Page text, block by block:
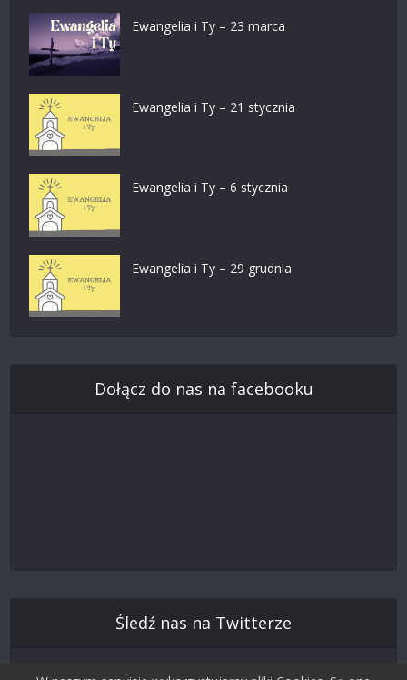
Ewangelia i Ty – 23 marca
Ewangelia i Ty – 21 stycznia
Ewangelia i Ty – 6 stycznia
Ewangelia i Ty – 29 grudnia
Dołącz do nas na facebooku
Śledź nas na Twitterze